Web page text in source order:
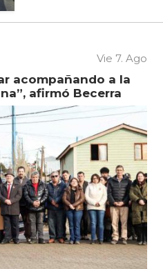
Vie 7. Ago
acompañando a la
afirmó Becerra